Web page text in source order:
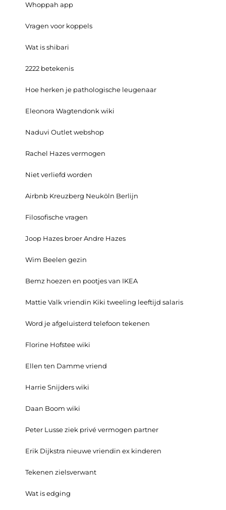
Whoppah app
Vragen voor koppels
Wat is shibari
2222 betekenis
Hoe herken je pathologische leugenaar
Eleonora Wagtendonk wiki
Naduvi Outlet webshop
Rachel Hazes vermogen
Niet verliefd worden
Airbnb Kreuzberg Neuköln Berlijn
Filosofische vragen
Joop Hazes broer Andre Hazes
Wim Beelen gezin
Bemz hoezen en pootjes van IKEA
Mattie Valk vriendin Kiki tweeling leeftijd salaris
Word je afgeluisterd telefoon tekenen
Florine Hofstee wiki
Ellen ten Damme vriend
Harrie Snijders wiki
Daan Boom wiki
Peter Lusse ziek privé vermogen partner
Erik Dijkstra nieuwe vriendin ex kinderen
Tekenen zielsverwant
Wat is edging